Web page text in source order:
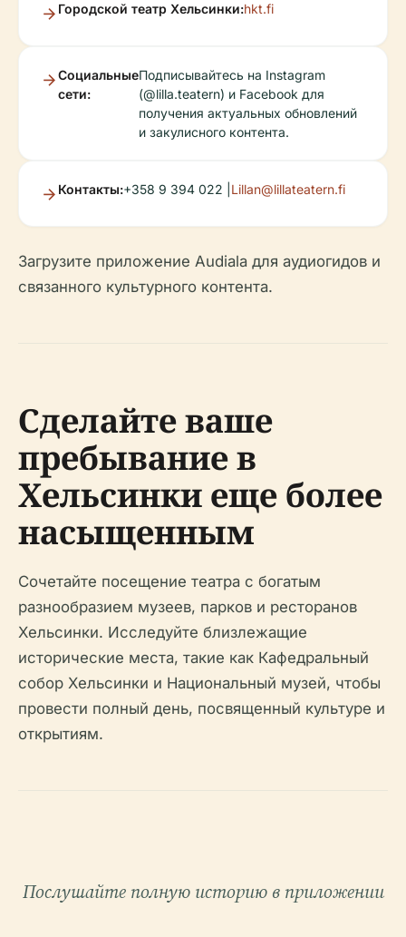
Городской театр Хельсинки:hkt.fi
Социальные
сети:
Подписывайтесь на Instagram
(@lilla.teatern) и Facebook для
получения актуальных обновлений
и закулисного контента.
Контакты:+358 9 394 022 | Lillan@lillateatern.fi
Загрузите приложение Audiala для аудиогидов и
связанного культурного контента.
Сделайте ваше
пребывание в
Хельсинки еще более
насыщенным
Сочетайте посещение театра с богатым
разнообразием музеев, парков и ресторанов
Хельсинки. Исследуйте близлежащие
исторические места, такие как Кафедральный
собор Хельсинки и Национальный музей, чтобы
провести полный день, посвященный культуре и
открытиям.
Послушайте полную историю в приложении